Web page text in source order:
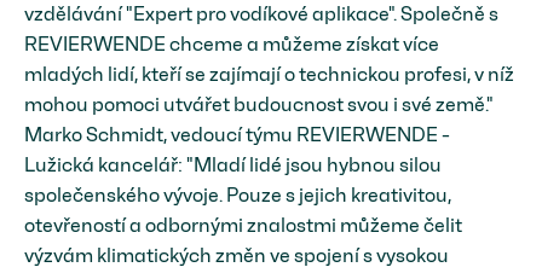
vzdělávání "Expert pro vodíkové aplikace". Společně s
REVIERWENDE chceme a můžeme získat více
mladých lidí, kteří se zajímají o technickou profesi, v níž
mohou pomoci utvářet budoucnost svou i své země."
Marko Schmidt, vedoucí týmu REVIERWENDE -
Lužická kancelář: "Mladí lidé jsou hybnou silou
společenského vývoje. Pouze s jejich kreativitou,
otevřeností a odbornými znalostmi můžeme čelit
výzvám klimatických změn ve spojení s vysokou